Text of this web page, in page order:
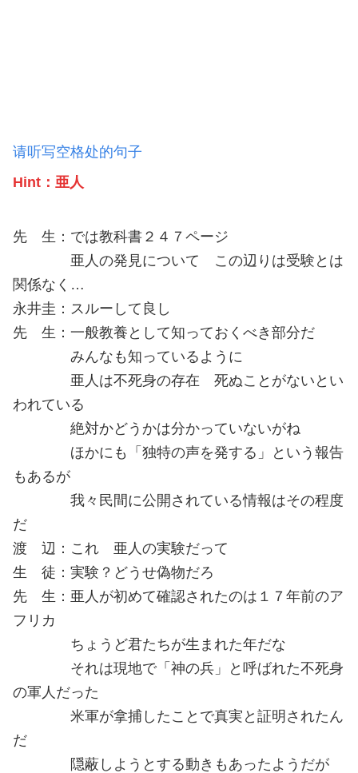
请听写空格处的句子
Hint：亜人
先 生：では教科書２４７ページ
亜人の発見について この辺りは受験とは
関係なく…
永井圭：スルーして良し
先 生：一般教養として知っておくべき部分だ
みんなも知っているように
亜人は不死身の存在 死ぬことがないとい
われている
絶対かどうかは分かっていないがね
ほかにも「独特の声を発する」という報告
もあるが
我々民間に公開されている情報はその程度
だ
渡 辺：これ 亜人の実験だって
生 徒：実験？どうせ偽物だろ
先 生：亜人が初めて確認されたのは１７年前のア
フリカ
ちょうど君たちが生まれた年だな
それは現地で「神の兵」と呼ばれた不死身
の軍人だった
米軍が拿捕したことで真実と証明されたん
だ
隠蔽しようとする動きもあったようだが